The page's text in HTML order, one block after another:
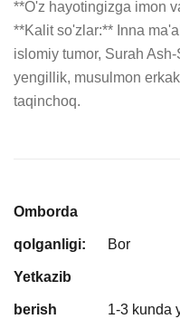
**O'z hayotingizga imon
**Kalit so'zlar:** Inna
islomiy tumor, Surah
yengillik, musulmon
taqinchoq.
Omborda
qolganligi: Bor
Yetkazib
berish
1-3 kunda